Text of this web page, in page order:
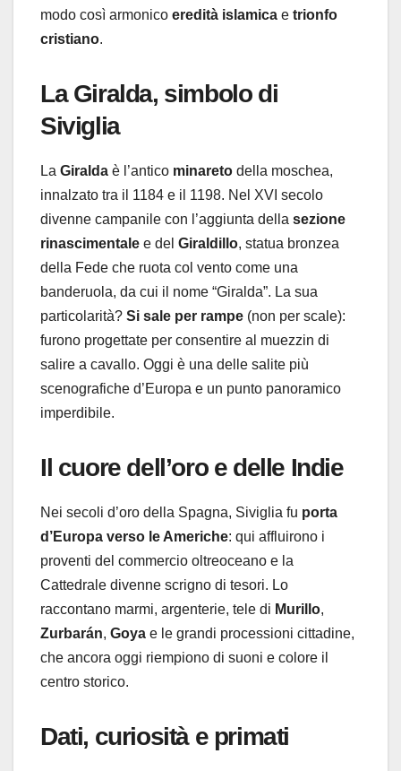
modo così armonico eredità islamica e trionfo
cristiano.
La Giralda, simbolo di
Siviglia
La Giralda è l’antico minareto della moschea,
innalzato tra il 1184 e il 1198. Nel XVI secolo
divenne campanile con l’aggiunta della sezione
rinascimentale e del Giraldillo, statua bronzea
della Fede che ruota col vento come una
banderuola, da cui il nome “Giralda”. La sua
particolarità? Si sale per rampe (non per scale):
furono progettate per consentire al muezzin di
salire a cavallo. Oggi è una delle salite più
scenografiche d’Europa e un punto panoramico
imperdibile.
Il cuore dell’oro e delle Indie
Nei secoli d’oro della Spagna, Siviglia fu porta
d’Europa verso le Americhe: qui affluirono i
proventi del commercio oltreoceano e la
Cattedrale divenne scrigno di tesori. Lo
raccontano marmi, argenterie, tele di Murillo,
Zurbarán, Goya e le grandi processioni cittadine,
che ancora oggi riempiono di suoni e colore il
centro storico.
Dati, curiosità e primati